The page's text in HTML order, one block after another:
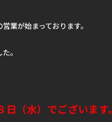
業が始まっております。
。
（水）でございます。